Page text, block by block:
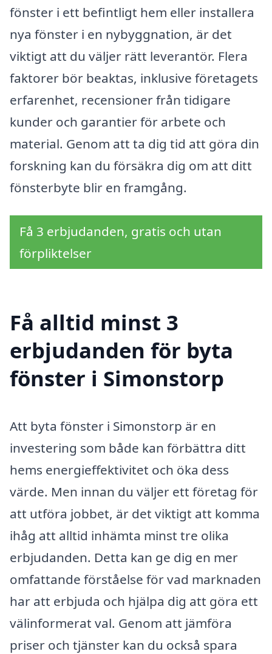
fönster i ett befintligt hem eller installera
nya fönster i en nybyggnation, är det
viktigt att du väljer rätt leverantör. Flera
faktorer bör beaktas, inklusive företagets
erfarenhet, recensioner från tidigare
kunder och garantier för arbete och
material. Genom att ta dig tid att göra din
forskning kan du försäkra dig om att ditt
fönsterbyte blir en framgång.
Få 3 erbjudanden, gratis och utan
förpliktelser
Få alltid minst 3
erbjudanden för byta
fönster i Simonstorp
Att byta fönster i Simonstorp är en
investering som både kan förbättra ditt
hems energieffektivitet och öka dess
värde. Men innan du väljer ett företag för
att utföra jobbet, är det viktigt att komma
ihåg att alltid inhämta minst tre olika
erbjudanden. Detta kan ge dig en mer
omfattande förståelse för vad marknaden
har att erbjuda och hjälpa dig att göra ett
välinformerat val. Genom att jämföra
priser och tjänster kan du också spara